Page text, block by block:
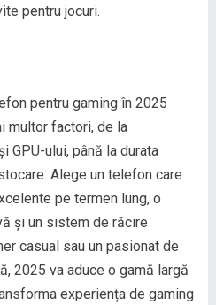
pentru jocuri.
pentru gaming în 2025
multor factori, de la
GPU-ului, până la durata
Alege un telefon care
pe termen lung, o
și un sistem de răcire
casual sau un pasionat de
2025 va aduce o gamă largă
experiența de gaming